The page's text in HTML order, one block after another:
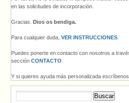
en las solicitudes de incorporación.
Gracias. Dios os bendiga.
Para cualquier duda, VER INSTRUCCIONES
Puedes ponerte en contacto con nosotros a
sección CONTACTO
Y si quieres ayuda más personalizada escríbenos